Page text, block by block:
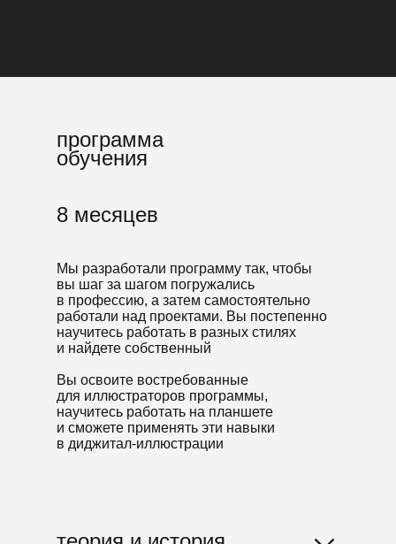
программа
обучения
Мы разработали программу так, чтобы
вы шаг за шагом погружались
в профессию, а затем самостоятельно
работали над проектами. Вы постепенно
научитесь работать в разных стилях
и найдете собственный
Вы освоите востребованные
для иллюстраторов программы,
научитесь работать на планшете
и сможете применять эти навыки
в диджитал-иллюстрации
8 месяцев